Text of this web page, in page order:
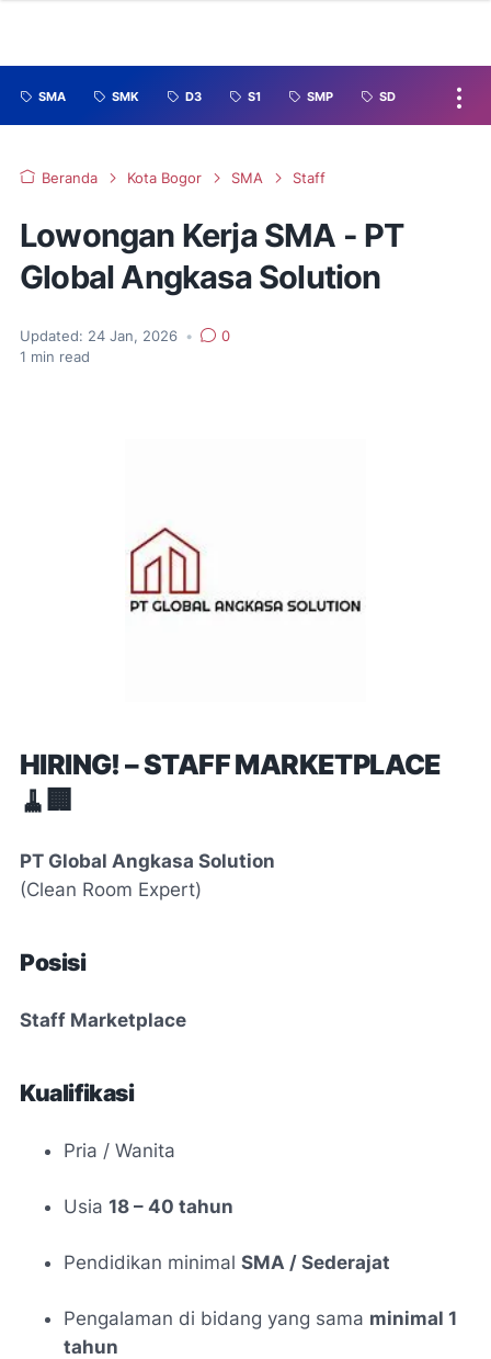
SMA SMK D3 S1 SMP SD
Beranda Kota Bogor SMA Staff
Lowongan Kerja SMA - PT
Global Angkasa Solution
Updated: 24 Jan, 2026 •
0
1 min read
HIRING! – STAFF MARKETPLACE
🧹🏢
PT Global Angkasa Solution
(Clean Room Expert)
Posisi
Staff Marketplace
Kualifikasi
Pria / Wanita
Usia 18 – 40 tahun
Pendidikan minimal SMA / Sederajat
Pengalaman di bidang yang sama minimal 1
tahun